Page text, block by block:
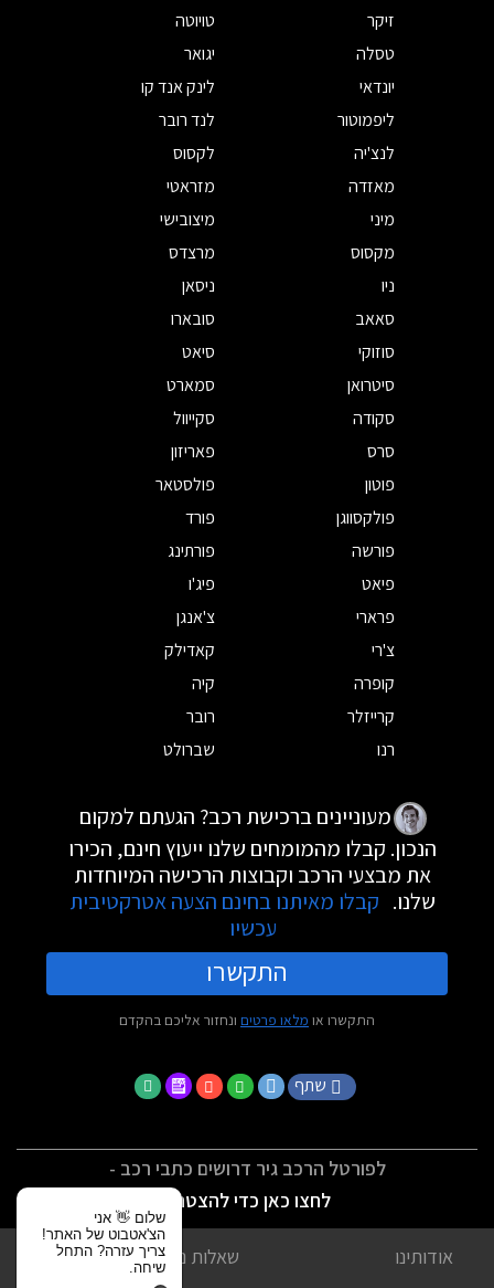
זיקר
טויוטה
טסלה
יגואר
יונדאי
לינק אנד קו
ליפמוטור
לנד רובר
לנצ'יה
לקסוס
מאזדה
מזראטי
מיני
מיצובישי
מקסוס
מרצדס
ניו
ניסאן
סאאב
סובארו
סוזוקי
סיאט
סיטרואן
סמארט
סקודה
סקייוול
סרס
פאריזון
פוטון
פולסטאר
פולקסווגן
פורד
פורשה
פורתינג
פיאט
פיג'ו
פרארי
צ'אנגן
צ'רי
קאדילק
קופרה
קיה
קרייזלר
רובר
רנו
שברולט
מעוניינים ברכישת רכב? הגעתם למקום
הנכון. קבלו מהמומחים שלנו ייעוץ חינם, הכירו
את מבצעי הרכב וקבוצות הרכישה המיוחדות
שלנו. קבלו מאיתנו בחינם הצעה אטרקטיבית
עכשיו
התקשרו
התקשרו או מלאו פרטים ונחזור אליכם בהקדם
שתף
לפורטל הרכב גיר דרושים כתבי רכב -
לחצו כאן כדי להצטרף
אודותינו
שאלות נפוצות
שלום 👋 אני
הצ'אטבוט של האתר!
צריך עזרה? התחל
שיחה.